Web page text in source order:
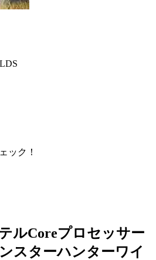
ック！
ルCoreプロセッサー
スターハンターワイ